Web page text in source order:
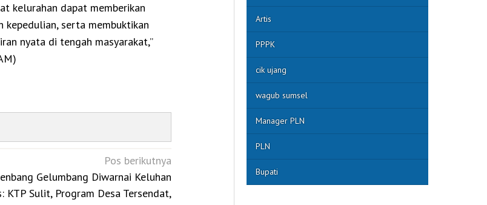
kelurahan dapat memberikan
serta membuktikan
nyata di tengah masyarakat,”
Pos berikutnya
Gelumbang Diwarnai Keluhan
KTP Sulit, Program Desa Tersendat,
Artis
PPPK
cik ujang
wagub sumsel
Manager PLN
PLN
Bupati